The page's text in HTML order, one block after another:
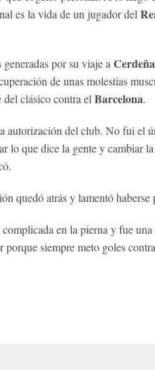
es la vida de un jugador del
por su viaje aCerdeña
de unas molestias
del clásico contra elBarcelona.
autorización del club. No fui el
lo que dice la gente y cambiar
quedó atrás y lamentó
en la pierna y fue
siempre meto goles